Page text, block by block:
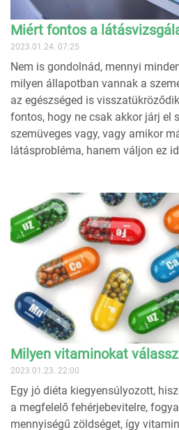
Miért fontos a
2023.01.24. 07:25
Nem is gondolnád, mennyi
milyen állapotban vannak a
az egészséged is
fontos, hogy ne csak akkor járj el
szemüveges vagy, vagy amikor
látásprobléma, hanem váljon ez
Milyen vitaminokat
2023.01.23. 22:00
Egy jó diéta kiegyensúlyozott,
a megfelelő fehérjebevitelre,
mennyiségű zöldséget, így